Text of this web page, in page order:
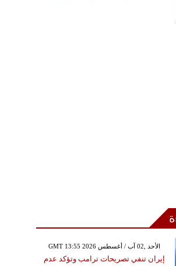
GMT 13:55 2026 الأحد ,02 آب / أغسطس
إيران تنفي تصريحات ترامب وتؤكد عدم